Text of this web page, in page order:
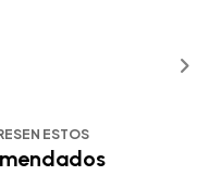
ESTOS